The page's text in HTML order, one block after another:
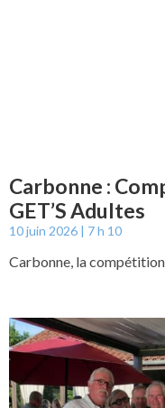
Carbonne :
GET’S Adultes
10 juin 2026 7 h 10
Carbonne, la compétition